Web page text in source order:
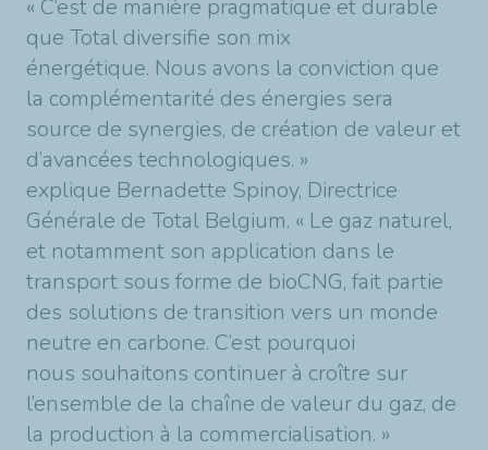
« C’est de manière pragmatique et durable
que Total diversifie son mix
énergétique. Nous avons la conviction que
la complémentarité des énergies sera
source de synergies, de création de valeur et
d’avancées technologiques. »
explique Bernadette Spinoy, Directrice
Générale de Total Belgium. « Le gaz naturel,
et notamment son application dans le
transport sous forme de bioCNG, fait partie
des solutions de transition vers un monde
neutre en carbone. C’est pourquoi
nous souhaitons continuer à croître sur
l’ensemble de la chaîne de valeur du gaz, de
la production à la commercialisation. »